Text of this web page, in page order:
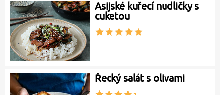
Asijské kuřecí nudličky s
cuketou
Řecký salát s olivami